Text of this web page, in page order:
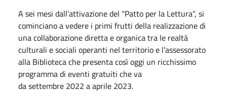
A sei mesi dall’attivazione del "Patto per la Lettura", si
cominciano a vedere i primi frutti della realizzazione di
una collaborazione diretta e organica tra le realtà
culturali e sociali operanti nel territorio e l’assessorato
alla Biblioteca che presenta così oggi un ricchissimo
programma di eventi gratuiti che va
dasettembre 2022 aaprile 2023.